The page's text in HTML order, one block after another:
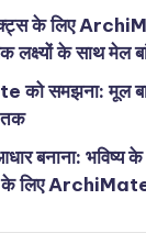
के लिए
लक्ष्यों के साथ मेल
को समझना: मूल
तक
बनाना: भविष्य के
के लिए